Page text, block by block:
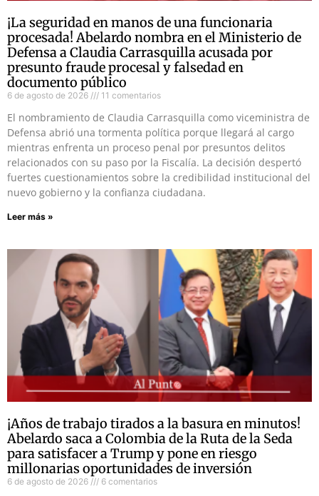
¡La seguridad en manos de una funcionaria
procesada! Abelardo nombra en el Ministerio de
Defensa a Claudia Carrasquilla acusada por
presunto fraude procesal y falsedad en
documento público
6 de agosto de 2026 11 comentarios
El nombramiento de Claudia Carrasquilla como viceministra de
Defensa abrió una tormenta política porque llegará al cargo
mientras enfrenta un proceso penal por presuntos delitos
relacionados con su paso por la Fiscalía. La decisión despertó
fuertes cuestionamientos sobre la credibilidad institucional del
nuevo gobierno y la confianza ciudadana.
Leer más »
¡Años de trabajo tirados a la basura en minutos!
Abelardo saca a Colombia de la Ruta de la Seda
para satisfacer a Trump y pone en riesgo
millonarias oportunidades de inversión
6 de agosto de 2026 6 comentarios